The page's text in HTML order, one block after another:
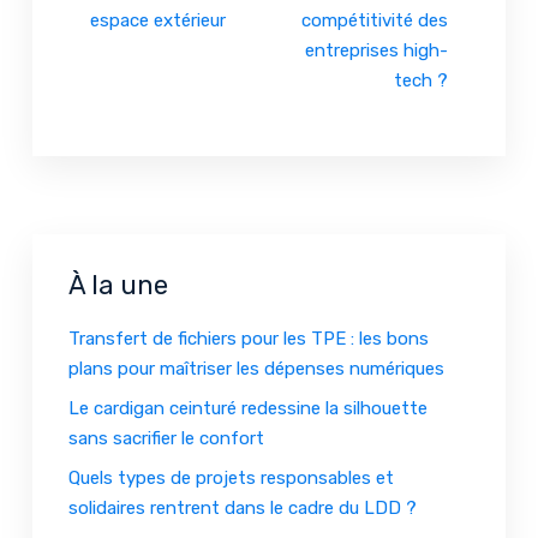
espace extérieur
compétitivité des
entreprises high-
tech ?
À la une
Transfert de fichiers pour les TPE : les bons
plans pour maîtriser les dépenses numériques
Le cardigan ceinturé redessine la silhouette
sans sacrifier le confort
Quels types de projets responsables et
solidaires rentrent dans le cadre du LDD ?